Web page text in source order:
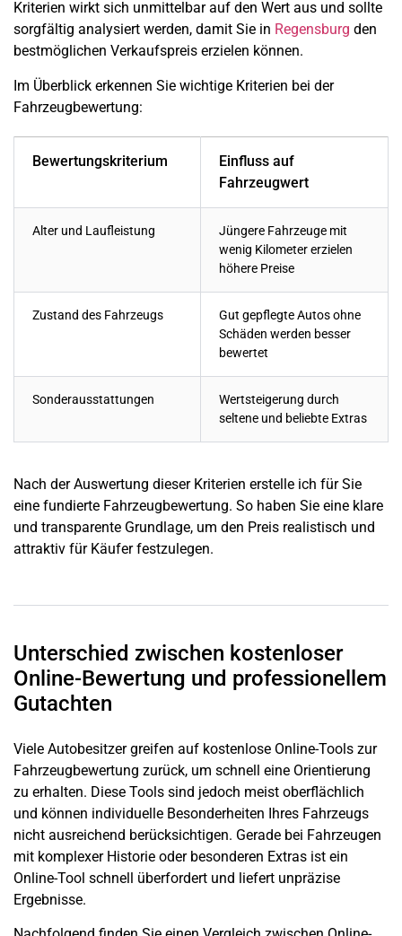
Kriterien wirkt sich unmittelbar auf den Wert aus und sollte
sorgfältig analysiert werden, damit Sie in Regensburg den
bestmöglichen Verkaufspreis erzielen können.
Im Überblick erkennen Sie wichtige Kriterien bei der
Fahrzeugbewertung:
Bewertungskriterium
Einfluss auf
Fahrzeugwert
Alter und Laufleistung
Jüngere Fahrzeuge mit
wenig Kilometer erzielen
höhere Preise
Zustand des Fahrzeugs
Gut gepflegte Autos ohne
Schäden werden besser
bewertet
Sonderausstattungen
Wertsteigerung durch
seltene und beliebte Extras
Nach der Auswertung dieser Kriterien erstelle ich für Sie
eine fundierte Fahrzeugbewertung. So haben Sie eine klare
und transparente Grundlage, um den Preis realistisch und
attraktiv für Käufer festzulegen.
Unterschied zwischen kostenloser
Online-Bewertung und professionellem
Gutachten
Viele Autobesitzer greifen auf kostenlose Online-Tools zur
Fahrzeugbewertung zurück, um schnell eine Orientierung
zu erhalten. Diese Tools sind jedoch meist oberflächlich
und können individuelle Besonderheiten Ihres Fahrzeugs
nicht ausreichend berücksichtigen. Gerade bei Fahrzeugen
mit komplexer Historie oder besonderen Extras ist ein
Online-Tool schnell überfordert und liefert unpräzise
Ergebnisse.